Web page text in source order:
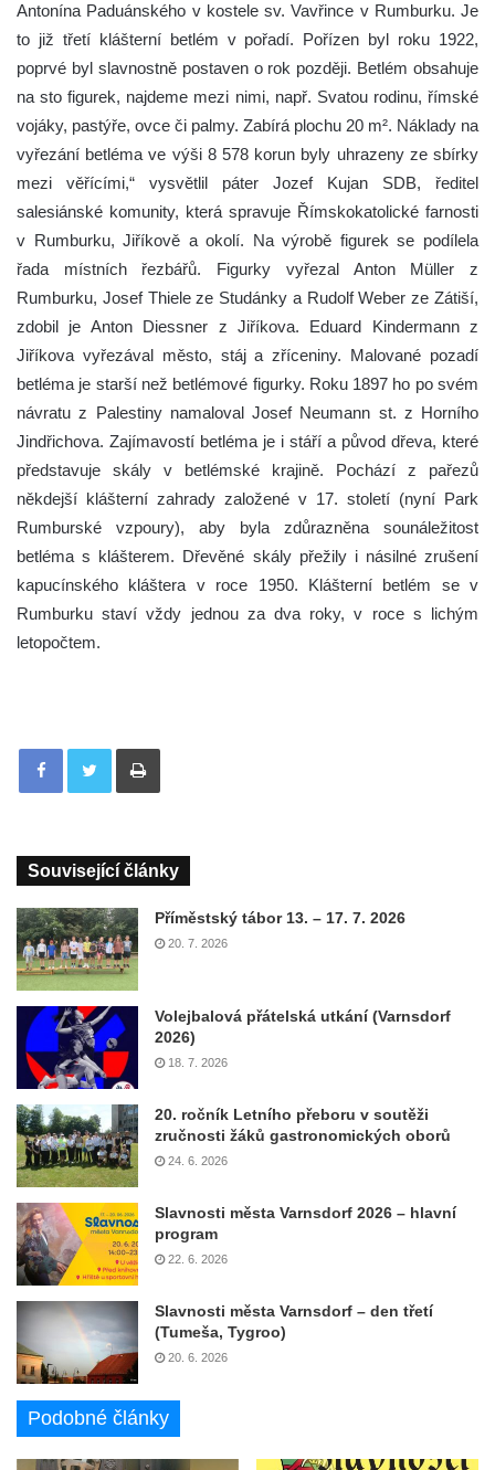
Antonína Paduánského v kostele sv. Vavřince v Rumburku. Je
to již třetí klášterní betlém v pořadí. Pořízen byl roku 1922,
poprvé byl slavnostně postaven o rok později. Betlém obsahuje
na sto figurek, najdeme mezi nimi, např. Svatou rodinu, římské
vojáky, pastýře, ovce či palmy. Zabírá plochu 20 m². Náklady na
vyřezání betléma ve výši 8 578 korun byly uhrazeny ze sbírky
mezi věřícími,“ vysvětlil páter Jozef Kujan SDB, ředitel
salesiánské komunity, která spravuje Římskokatolické farnosti
v Rumburku, Jiříkově a okolí. Na výrobě figurek se podílela
řada místních řezbářů. Figurky vyřezal Anton Müller z
Rumburku, Josef Thiele ze Studánky a Rudolf Weber ze Zátiší,
zdobil je Anton Diessner z Jiříkova. Eduard Kindermann z
Jiříkova vyřezával město, stáj a zříceniny. Malované pozadí
betléma je starší než betlémové figurky. Roku 1897 ho po svém
návratu z Palestiny namaloval Josef Neumann st. z Horního
Jindřichova. Zajímavostí betléma je i stáří a původ dřeva, které
představuje skály v betlémské krajině. Pochází z pařezů
někdejší klášterní zahrady založené v 17. století (nyní Park
Rumburské vzpoury), aby byla zdůrazněna sounáležitost
betléma s klášterem. Dřevěné skály přežily i násilné zrušení
kapucínského kláštera v roce 1950. Klášterní betlém se v
Rumburku staví vždy jednou za dva roky, v roce s lichým
letopočtem.
Tisknout
Související články
Příměstský tábor 13. – 17. 7. 2026
20. 7. 2026
Volejbalová přátelská utkání (Varnsdorf
2026)
18. 7. 2026
20. ročník Letního přeboru v soutěži
zručnosti žáků gastronomických oborů
24. 6. 2026
Slavnosti města Varnsdorf 2026 – hlavní
program
22. 6. 2026
Slavnosti města Varnsdorf – den třetí
(Tumeša, Tygroo)
20. 6. 2026
Podobné články